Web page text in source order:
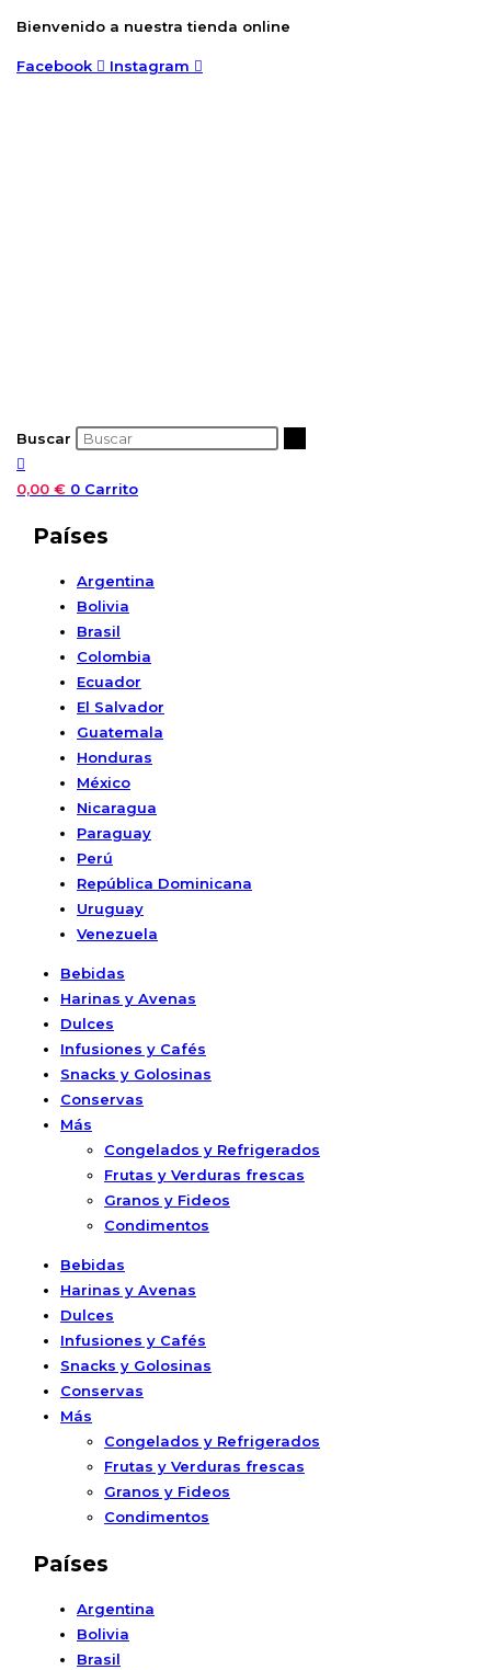
contenido
Bienvenido a nuestra tienda online
Facebook Instagram
Buscar
0,00 € 0 Carrito
Países
Argentina
Bolivia
Brasil
Colombia
Ecuador
El Salvador
Guatemala
Honduras
México
Nicaragua
Paraguay
Perú
República Dominicana
Uruguay
Venezuela
Bebidas
Harinas y Avenas
Dulces
Infusiones y Cafés
Snacks y Golosinas
Conservas
Más
Congelados y Refrigerados
Frutas y Verduras frescas
Granos y Fideos
Condimentos
Bebidas
Harinas y Avenas
Dulces
Infusiones y Cafés
Snacks y Golosinas
Conservas
Más
Congelados y Refrigerados
Frutas y Verduras frescas
Granos y Fideos
Condimentos
Países
Argentina
Bolivia
Brasil